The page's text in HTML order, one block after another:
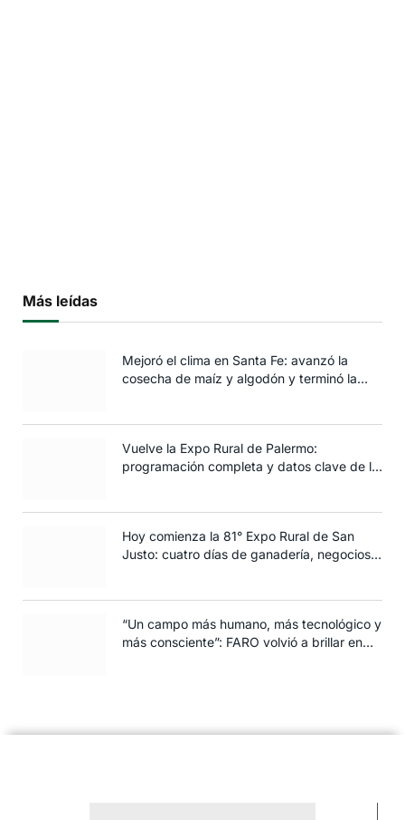
Más leídas
Mejoró el clima en Santa Fe: avanzó la
cosecha de maíz y algodón y terminó la
Vuelve la Expo Rural de Palermo:
programación completa y datos clave de la
Hoy comienza la 81° Expo Rural de San
Justo: cuatro días de ganadería, negocios y
“Un campo más humano, más tecnológico y
más consciente”: FARO volvió a brillar en